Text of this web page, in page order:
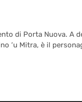
di Porta Nuova. A
‘u Mitra, è il